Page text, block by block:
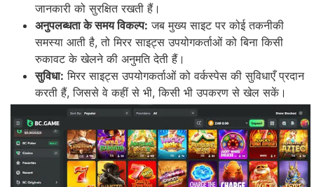
जानकारी को सुरक्षित रखती हैं।
अनुपलब्धता के समय विकल्प: जब मुख्य साइट पर कोई तकनीकी
समस्या आती है, तो मिरर साइट्स उपयोगकर्ताओं को बिना किसी
रुकावट के खेलने की अनुमति देती हैं।
सुविधा: मिरर साइट्स उपयोगकर्ताओं को वर्कस्पेस की सुविधाएँ प्रदान
करती हैं, जिससे वे कहीं से भी, किसी भी उपकरण से खेल सकें।